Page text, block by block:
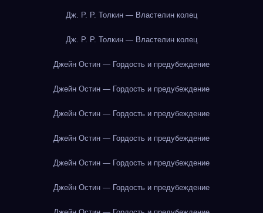
Дж. Р. Р. Толкин — Властелин колец
Дж. Р. Р. Толкин — Властелин колец
Джейн Остин — Гордость и предубеждение
Джейн Остин — Гордость и предубеждение
Джейн Остин — Гордость и предубеждение
Джейн Остин — Гордость и предубеждение
Джейн Остин — Гордость и предубеждение
Джейн Остин — Гордость и предубеждение